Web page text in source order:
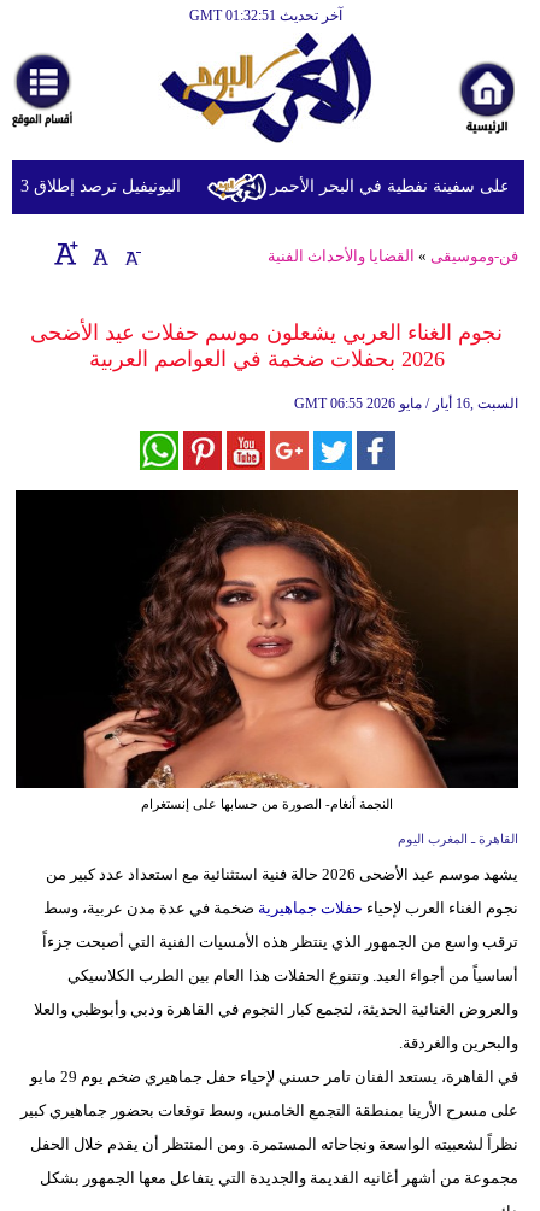
آخر تحديث GMT 01:32:51
أخبارعاجلة
رياضة
ثقافة
إقتصاد
وموسيقى
المغربي
مرأة
أزياء
إسلامية
وتكنولوجيا
مدوَّنات
اليونيفيل ترصد إطلاق 113 مقذوفا إسرائيليا على لبنان خلال يوم واحد سفينة نفطية في البحر الأحمر
فن-وموسيقى » القضايا والأحداث الفنية
نجوم الغناء العربي يشعلون موسم حفلات عيد الأضحى
2026 بحفلات ضخمة في العواصم العربية
GMT 06:55 2026 السبت ,16 أيار / مايو
النجمة أنغام- الصورة من حسابها على إنستغرام
القاهرة ـ المغرب اليوم
يشهد موسم عيد الأضحى 2026 حالة فنية استثنائية مع استعداد عدد كبير من
نجوم الغناء العرب لإحياء حفلات جماهيرية ضخمة في عدة مدن عربية، وسط
ترقب واسع من الجمهور الذي ينتظر هذه الأمسيات الفنية التي أصبحت جزءاً
أساسياً من أجواء العيد. وتتنوع الحفلات هذا العام بين الطرب الكلاسيكي
والعروض الغنائية الحديثة، لتجمع كبار النجوم في القاهرة ودبي وأبوظبي والعلا
والبحرين والغردقة.
في القاهرة، يستعد الفنان تامر حسني لإحياء حفل جماهيري ضخم يوم 29 مايو
على مسرح الأرينا بمنطقة التجمع الخامس، وسط توقعات بحضور جماهيري كبير
نظراً لشعبيته الواسعة ونجاحاته المستمرة. ومن المنتظر أن يقدم خلال الحفل
مجموعة من أشهر أغانيه القديمة والجديدة التي يتفاعل معها الجمهور بشكل